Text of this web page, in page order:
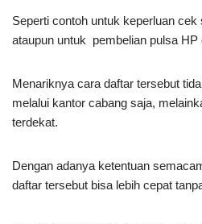
Seperti contoh untuk keperluan cek
ataupun untuk pembelian pulsa HP
Menariknya cara daftar tersebut
melalui kantor cabang saja,
terdekat.
Dengan adanya ketentuan
daftar tersebut bisa lebih cepat